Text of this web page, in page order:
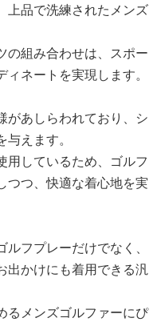
上品で洗練されたメンズ
の組み合わせは、スポー
ネートを実現します。
があしらわれており、シ
えます。
用しているため、ゴルフ
つつ、快適な着心地を実
フプレーだけでなく、
出かけにも着用できる汎
るメンズゴルファーにぴ